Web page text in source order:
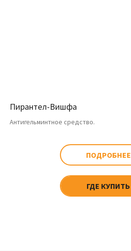
Пирантел-Вишфа
Антигельминтное средство.
ПОДРОБНЕЕ
ГДЕ КУПИТЬ